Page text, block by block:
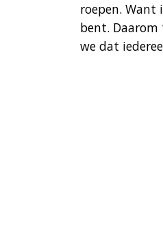
roepen. Want
bent.
we dat